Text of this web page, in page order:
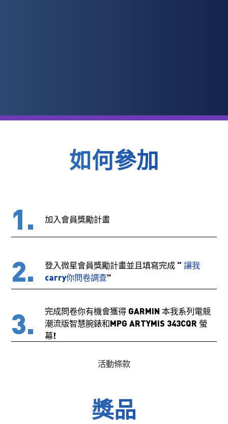
如何參加
1. 加入會員獎勵計畫
2. 登入微星會員獎勵計畫並且填寫完成 “讓我
carry你問卷調查”
3.
完成問卷你有機會獲得 GARMIN 本我系列電競
潮流版智慧腕錶和MPG ARTYMIS 343CQR 螢
幕!
活動條款
獎品